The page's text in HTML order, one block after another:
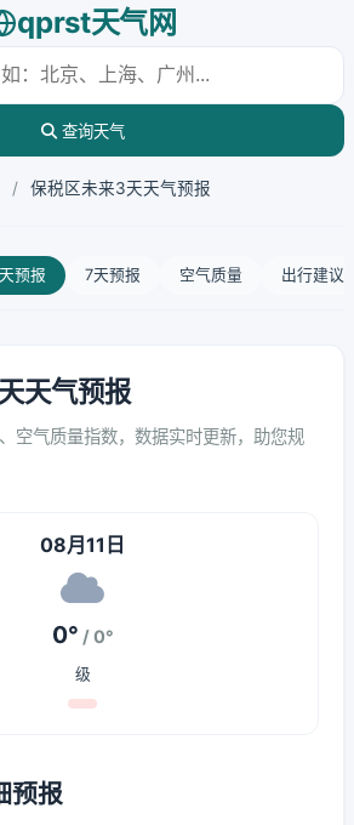
qprst天气网
查询天气
/ 保税区未来3天天气预报
预报 7天预报 空气质量 出行建议
天气预报
空气质量指数，数据实时更新，助您规
08月11日
0° / 0°
级
预报